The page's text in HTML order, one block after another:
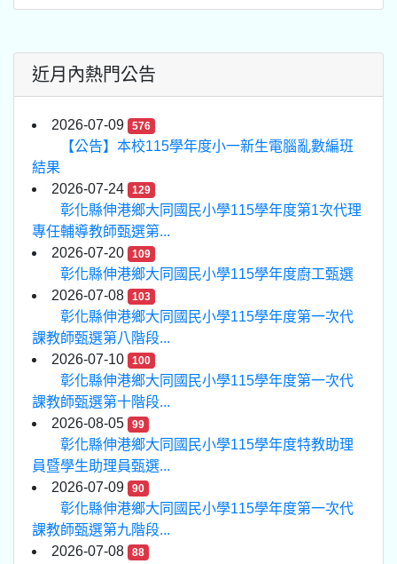
近月內熱門公告
2026-07-09 576
【公告】本校115學年度小一新生電腦亂數編班
結果
2026-07-24
129
彰化縣伸港鄉大同國民小學115學年度第1次代理
專任輔導教師甄選第...
2026-07-20
109
彰化縣伸港鄉大同國民小學115學年度廚工甄選
2026-07-08
103
彰化縣伸港鄉大同國民小學115學年度第一次代
課教師甄選第八階段...
2026-07-10
100
彰化縣伸港鄉大同國民小學115學年度第一次代
課教師甄選第十階段...
2026-08-05
99
彰化縣伸港鄉大同國民小學115學年度特教助理
員暨學生助理員甄選...
2026-07-09
90
彰化縣伸港鄉大同國民小學115學年度第一次代
課教師甄選第九階段...
2026-07-08
88